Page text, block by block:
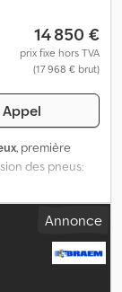
14 850 €
prix fixe hors TVA
(17 968 € brut)
Appel
, première
des pneus:
béton
ChaîneAnnonce